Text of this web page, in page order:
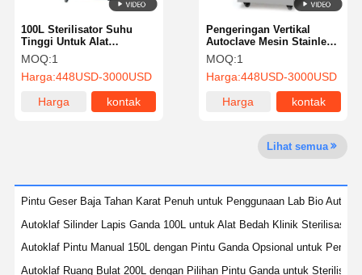
Kasus
Mesin Autoclave Portable
Pengeringan Vertikal
Autoclave Mesin Stainless
Steel multi fungsi
sterilisator uap
MOQ:1
Harga:448USD-3000USD
Harga
kontak
100L Sterilisator Suhu
Tinggi Untuk Alat
Kerongkong Dengan Pintu
Roda Tangan
MOQ:1
Harga:448USD-3000USD
Harga
kontak
Lihat semua
Pintu Geser Baja Tahan Karat Penuh untuk Penggunaan Lab Bio
Autoklaf Silinder Lapis Ganda 100L untuk Alat Bedah Klinik Sterilisasi
Autoklaf Pintu Manual 150L dengan Pintu Ganda Opsional untuk
Autoklaf Ruang Bulat 200L dengan Pilihan Pintu Ganda untuk